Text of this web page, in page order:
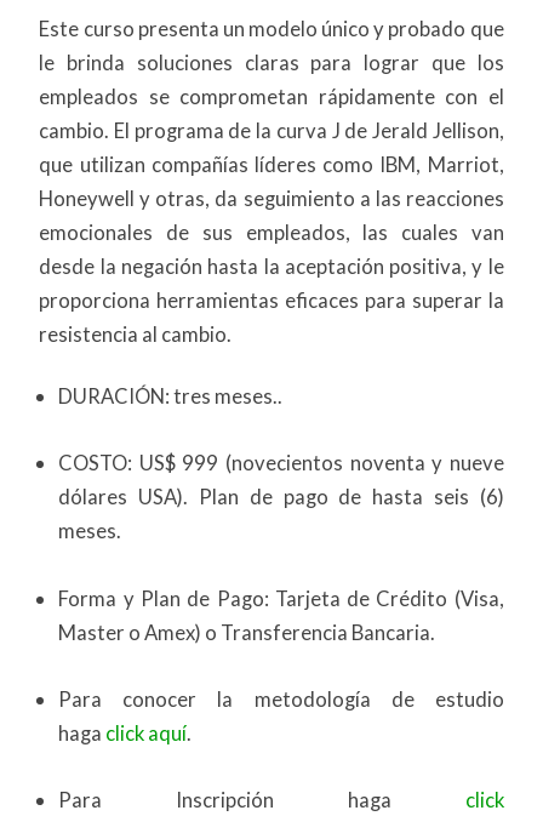
Este curso presenta un modelo único y probado que
le brinda soluciones claras para lograr que los
empleados se comprometan rápidamente con el
cambio. El programa de la curva J de Jerald Jellison,
que utilizan compañías líderes como IBM, Marriot,
Honeywell y otras, da seguimiento a las reacciones
emocionales de sus empleados, las cuales van
desde la negación hasta la aceptación positiva, y le
proporciona herramientas eficaces para superar la
resistencia al cambio.
DURACIÓN: tres meses..
COSTO: US$ 999 (novecientos noventa y nueve
dólares USA). Plan de pago de hasta seis (6)
meses.
Forma y Plan de Pago: Tarjeta de Crédito (Visa,
Master o Amex) o Transferencia Bancaria.
Para conocer la metodología de estudio
haga click aquí.
Para Inscripción haga click